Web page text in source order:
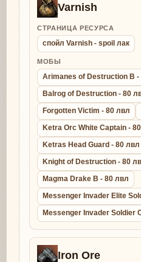
Varnish
СТРАНИЦА РЕСУРСА
спойл Varnish - spoil лак
МОБЫ
Arimanes of Destruction B -
Balrog of Destruction - 80
Forgotten Victim - 80 лвл
Ketra Orc White Captain -
Ketras Head Guard - 80 лвл
Knight of Destruction - 80
Magma Drake B - 80 лвл
Messenger Invader Elite
Messenger Invader Soldier
Iron Ore